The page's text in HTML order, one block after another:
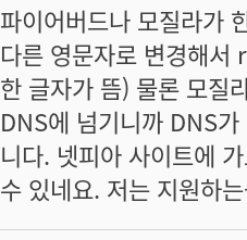
파이어버드나 모질라가
다른 영문자로 변경해
한 글자가 뜸) 물론 모질
DNS에 넘기니까 DNS
니다. 넷피아 사이트에
수 있네요. 저는 지원하